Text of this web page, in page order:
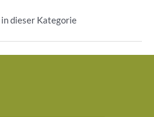
dieser Kategorie